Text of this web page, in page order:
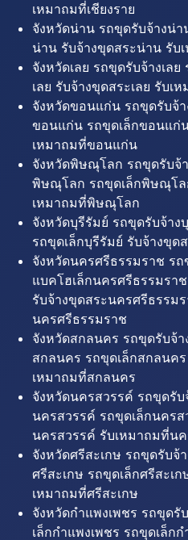
เหมาถมที่เชียงราย
จังหวัดน่าน รถขุดรับจ้างน่
น่าน รับจ้างขุดสระน่าน รับ
จังหวัดเลย รถขุดรับจ้างเล
เลย รับจ้างขุดสระเลย รับเ
จังหวัดขอนแก่น รถขุดรับจ้
ขอนแก่น รถขุดเล็กขอนแก่
เหมาถมที่ขอนแก่น
จังหวัดพิษณุโลก รถขุดรับจ้
พิษณุโลก รถขุดเล็กพิษณุโ
เหมาถมที่พิษณุโลก
จังหวัดบุรีรัมย์ รถขุดรับจ้าง
รถขุดเล็กบุรีรัมย์ รับจ้างขุด
จังหวัดนครศรีธรรมราช ร
แบคโฮเล็กนครศรีธรรมรา
รับจ้างขุดสระนครศรีธรรม
นครศรีธรรมราช
จังหวัดสกลนคร รถขุดรับจ้
สกลนคร รถขุดเล็กสกลนค
เหมาถมที่สกลนคร
จังหวัดนครสวรรค์ รถขุดรั
นครสวรรค์ รถขุดเล็กนครส
นครสวรรค์ รับเหมาถมที่น
จังหวัดศรีสะเกษ รถขุดรับจ้
ศรีสะเกษ รถขุดเล็กศรีสะเ
เหมาถมที่ศรีสะเกษ
จังหวัดกำแพงเพชร รถขุดรั
เล็กกำแพงเพชร รถขุดเล็ก